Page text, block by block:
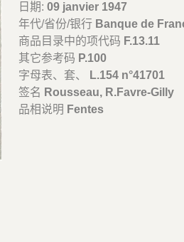
日期:09 janvier 1947
年代/省份/银行 Banque de
商品目录中的项代码 F.13.11
其它参考码 P.100
字母表、套、
L.154 n°41701
签名 Rousseau, R.Favre-Gilly
品相说明 Fentes